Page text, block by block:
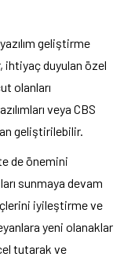
geliştirme
ihtiyaç duyulan özel
olanları
veya CBS
geliştirilebilir.
de önemini
sunmaya devam
iyileştirme ve
yeni olanaklar
tutarak ve